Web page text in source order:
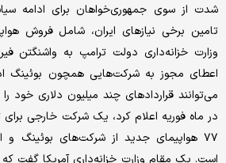
شدت از سوی جمهوری‌خواهان برای ادامه
تامین برخی نیازهای ایران، شامل فروش
وزارت خزانه‌داری دولت ترامپ به واشنگتن
اعطای مجوز به شرکت‌هایی همچون بوئینگ
می‌توانند قراردادهای چند میلیون دلاری خود را
در ماه فوریه اعلام کرد، یک شرکت خارجی
۷۷ هواپیمای جدید از شرکت‌های بوئینگ و
است. یک مقام وزارت خزانه‌داری آمریکا گفت که